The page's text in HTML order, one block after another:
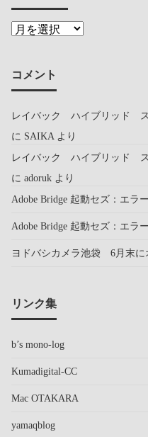
コメント
レイバック ハイブリッド ス
に SAIKA より
レイバック ハイブリッド ス
に adoruk より
Adobe Bridge 起動セズ：エラ
Adobe Bridge 起動セズ：エラ
ヨドバシカメラ池袋 6月末に
リンク集
b’s mono-log
Kumadigital-CC
Mac OTAKARA
yamaqblog